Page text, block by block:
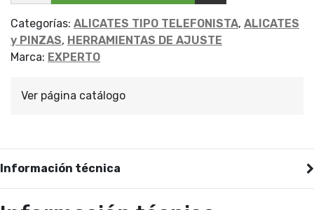
CR-
210
cantidad
Categorías: ALICATES TIPO TELEFONISTA, ALICATES
y PINZAS, HERRAMIENTAS DE AJUSTE
Marca: EXPERTO
Ver página catálogo
Información técnica